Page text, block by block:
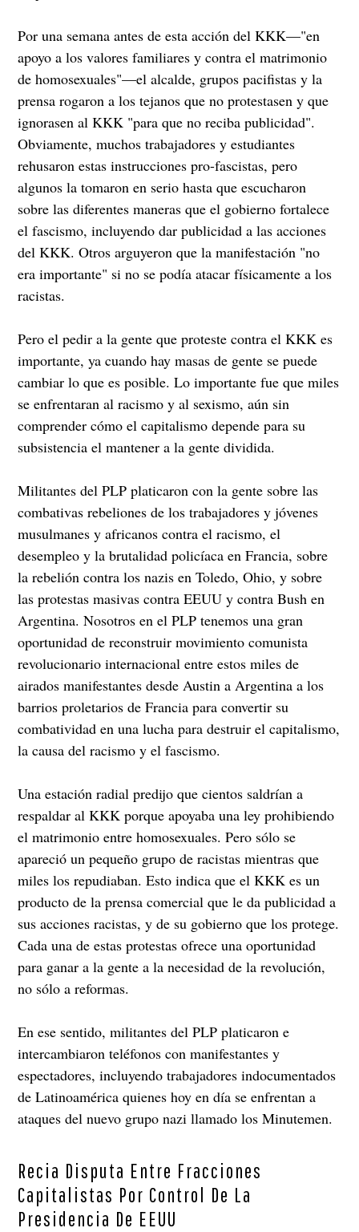
Por una semana antes de esta acción del KKK—"en
apoyo a los valores familiares y contra el matrimonio
de homosexuales"—el alcalde, grupos pacifistas y la
prensa rogaron a los tejanos que no protestasen y que
ignorasen al KKK "para que no reciba publicidad".
Obviamente, muchos trabajadores y estudiantes
rehusaron estas instrucciones pro-fascistas, pero
algunos la tomaron en serio hasta que escucharon
sobre las diferentes maneras que el gobierno fortalece
el fascismo, incluyendo dar publicidad a las acciones
del KKK. Otros arguyeron que la manifestación "no
era importante" si no se podía atacar físicamente a los
racistas.
Pero el pedir a la gente que proteste contra el KKK es
importante, ya cuando hay masas de gente se puede
cambiar lo que es posible. Lo importante fue que miles
se enfrentaran al racismo y al sexismo, aún sin
comprender cómo el capitalismo depende para su
subsistencia el mantener a la gente dividida.
Militantes del PLP platicaron con la gente sobre las
combativas rebeliones de los trabajadores y jóvenes
musulmanes y africanos contra el racismo, el
desempleo y la brutalidad policíaca en Francia, sobre
la rebelión contra los nazis en Toledo, Ohio, y sobre
las protestas masivas contra EEUU y contra Bush en
Argentina. Nosotros en el PLP tenemos una gran
oportunidad de reconstruir movimiento comunista
revolucionario internacional entre estos miles de
airados manifestantes desde Austin a Argentina a los
barrios proletarios de Francia para convertir su
combatividad en una lucha para destruir el capitalismo,
la causa del racismo y el fascismo.
Una estación radial predijo que cientos saldrían a
respaldar al KKK porque apoyaba una ley prohibiendo
el matrimonio entre homosexuales. Pero sólo se
apareció un pequeño grupo de racistas mientras que
miles los repudiaban. Esto indica que el KKK es un
producto de la prensa comercial que le da publicidad a
sus acciones racistas, y de su gobierno que los protege.
Cada una de estas protestas ofrece una oportunidad
para ganar a la gente a la necesidad de la revolución,
no sólo a reformas.
En ese sentido, militantes del PLP platicaron e
intercambiaron teléfonos con manifestantes y
espectadores, incluyendo trabajadores indocumentados
de Latinoamérica quienes hoy en día se enfrentan a
ataques del nuevo grupo nazi llamado los Minutemen.
Recia Disputa Entre Fracciones
Capitalistas Por Control De La
Presidencia De EEUU